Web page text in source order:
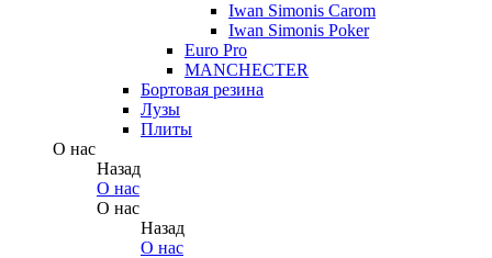
Iwan Simonis Carom
Iwan Simonis Poker
Euro Pro
MANCHECTER
Бортовая резина
Лузы
Плиты
О нас
Назад
О нас
О нас
Назад
О нас